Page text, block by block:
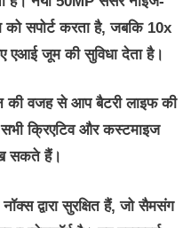
सपोर्ट करता है, जबकि 10x
जूम की सुविधा देता है।
की वजह से आप बैटरी लाइफ की
सभी क्रिएटिव और कस्‍टमाइज
सकते हैं।
द्वारा सुरक्षित हैं, जो सैमसंग